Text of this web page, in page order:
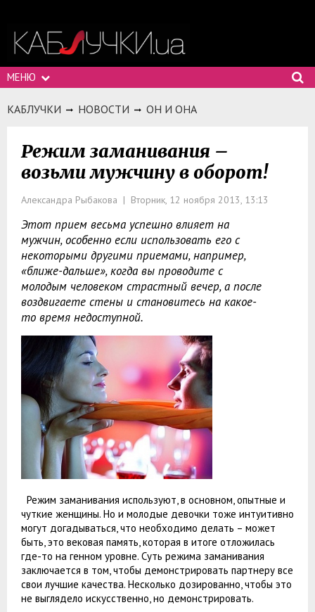
МЕНЮ
КАБЛУЧКИ НОВОСТИ ОН И ОНА
Режим заманивания –
возьми мужчину в оборот!
Александра Рыбакова | Вторник, 12 ноября 2013, 13:13
Этот прием весьма успешно влияет на
мужчин, особенно если использовать его с
некоторыми другими приемами, например,
«ближе-дальше», когда вы проводите с
молодым человеком страстный вечер, а после
воздвигаете стены и становитесь на какое-
то время недоступной.
Режим заманивания используют, в основном, опытные и
чуткие женщины. Но и молодые девочки тоже интуитивно
могут догадываться, что необходимо делать – может
быть, это вековая память, которая в итоге отложилась
где-то на генном уровне. Суть режима заманивания
заключается в том, чтобы демонстрировать партнеру все
свои лучшие качества. Несколько дозированно, чтобы это
не выглядело искусственно, но демонстрировать.